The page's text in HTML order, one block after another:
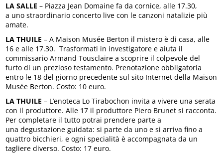
LA SALLE – Piazza Jean Domaine fa da cornice, alle 17.30,
a uno straordinario concerto live con le canzoni natalizie più
amate.
LA THUILE – A Maison Musée Berton il mistero è di casa, alle
16 e alle 17.30. Trasformati in investigatore e aiuta il
commissario Armand Tousclaire a scoprire il colpevole del
furto di un prezioso testamento. Prenotazione obbligatoria
entro le 18 del giorno precedente sul sito Internet della Maison
Musée Berton. Costo: 10 euro.
LA THUILE – L’enoteca Lo Tirabochon invita a vivere una serata
con il produttore. Alle 17 il produttore Piero Brunet si racconta.
Per completare il tutto potrai prendere parte a
una degustazione guidata: si parte da uno e si arriva fino a
quattro bicchieri, e ogni specialità è accompagnata da un
tagliere diverso. Costo: 17 euro.